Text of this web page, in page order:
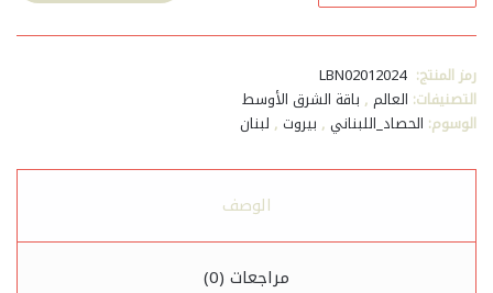
اللبناني،
آخر
تطورات
المشهد
اللبناني
في
الممتدة
كانون
رمز المنتج: LBN02012024
التصنيفات: العالم , باقة الشرق الأوسط
الوسوم: الحصاد_اللبناني , بيروت , لبنان
الوصف
مراجعات (0)